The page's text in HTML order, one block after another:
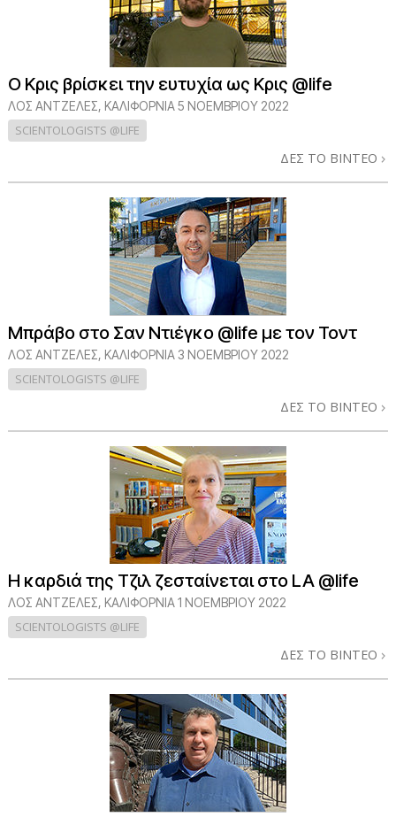
Ο Κρις βρίσκει την ευτυχία ως Κρις @life
ΛΟΣ ΆΝΤΖΕΛΕΣ, ΚΑΛΙΦΌΡΝΙΑ5 ΝΟΕΜΒΡΙΟΥ 2022
SCIENTOLOGISTS @LIFE
ΔΕΣ ΤΟ ΒΙΝΤΕΟ
Μπράβο στο Σαν Ντιέγκο @life με τον Τοντ
ΛΟΣ ΆΝΤΖΕΛΕΣ, ΚΑΛΙΦΌΡΝΙΑ3 ΝΟΕΜΒΡΙΟΥ 2022
SCIENTOLOGISTS @LIFE
ΔΕΣ ΤΟ ΒΙΝΤΕΟ
Η καρδιά της Τζιλ ζεσταίνεται στο LA @life
ΛΟΣ ΆΝΤΖΕΛΕΣ, ΚΑΛΙΦΌΡΝΙΑ1 ΝΟΕΜΒΡΙΟΥ 2022
SCIENTOLOGISTS @LIFE
ΔΕΣ ΤΟ ΒΙΝΤΕΟ